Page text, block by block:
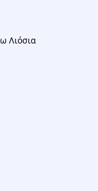
Λιόσια